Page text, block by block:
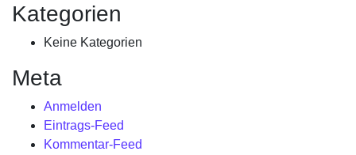
Kategorien
Keine Kategorien
Meta
Anmelden
Eintrags-Feed
Kommentar-Feed